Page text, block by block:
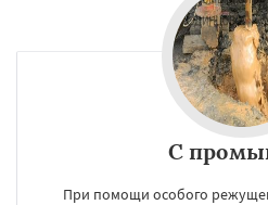
С
При помощи особого